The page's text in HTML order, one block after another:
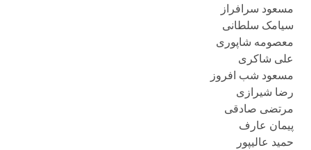
مسعود سرافراز
سیامک سلطانی
معصومه شاپوری
علی شاکری
مسعود شب افروز
رضا شیرازی
مرتضی صادقی
پیمان عارف
حمید عالیپور